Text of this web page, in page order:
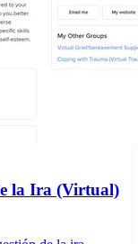
la Ira (Virtual)